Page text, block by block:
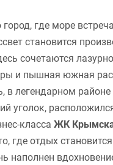
где море
становится
сочетаются
и пышная южная
в легендарном районе
уголок,
класса ЖК
где отдых
наполнен